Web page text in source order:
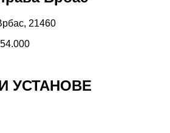
21460
УСТАНОВЕ